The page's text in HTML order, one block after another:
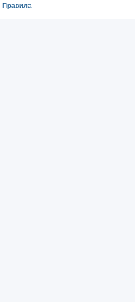
Правила